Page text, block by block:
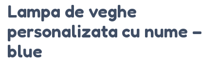
Lampa de veghe
personalizata cu nume –
blue